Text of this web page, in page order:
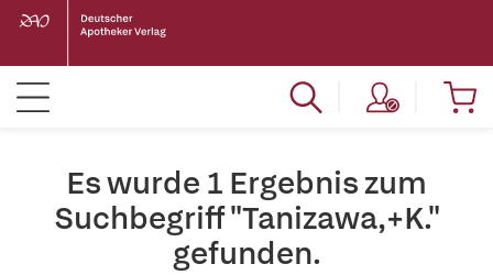
Es wurde 1 Ergebnis zum
Suchbegriff "Tanizawa,+K."
gefunden.